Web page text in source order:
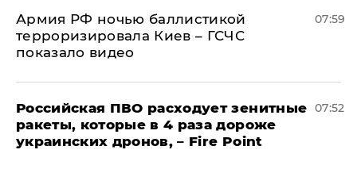
Армия РФ ночью баллистикой
терроризировала Киев – ГСЧС
показало видео
07:59
Российская ПВО расходует зенитные
ракеты, которые в 4 раза дороже
украинских дронов, – Fire Point
07:52